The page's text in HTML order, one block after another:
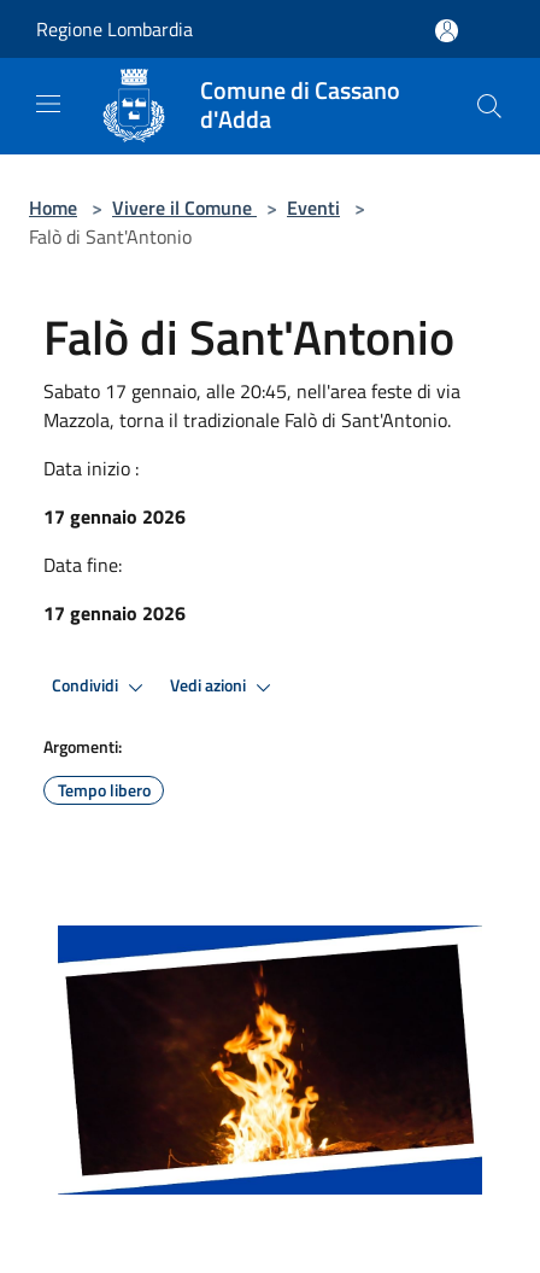
Regione Lombardia
Comune di Cassano
d'Adda
Home > Vivere il Comune > Eventi >
Falò di Sant'Antonio
Falò di Sant'Antonio
Sabato 17 gennaio, alle 20:45, nell'area feste di via
Mazzola, torna il tradizionale Falò di Sant'Antonio.
Data inizio :
17 gennaio 2026
Data fine:
17 gennaio 2026
Condividi Vedi azioni
Argomenti:
Tempo libero